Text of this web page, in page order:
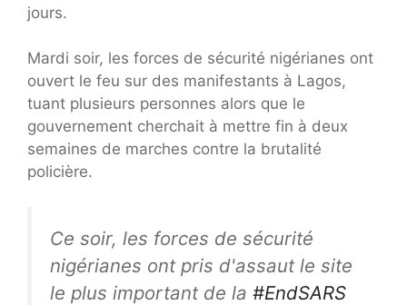
jours.
Mardi soir, les forces de sécurité nigérianes ont
ouvert le feu sur des manifestants à Lagos,
tuant plusieurs personnes alors que le
gouvernement cherchait à mettre fin à deux
semaines de marches contre la brutalité
policière.
Ce soir, les forces de sécurité
nigérianes ont pris d'assaut le site
le plus important de la #EndSARS